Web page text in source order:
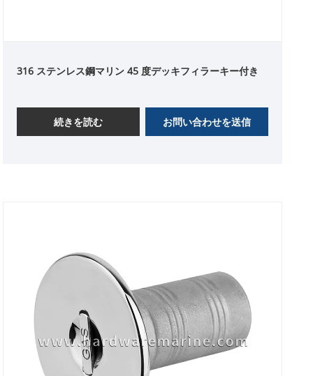
316 ステンレス鋼マリン 45 度デッキフィラーキー付き
続きを読む お問い合わせを送信